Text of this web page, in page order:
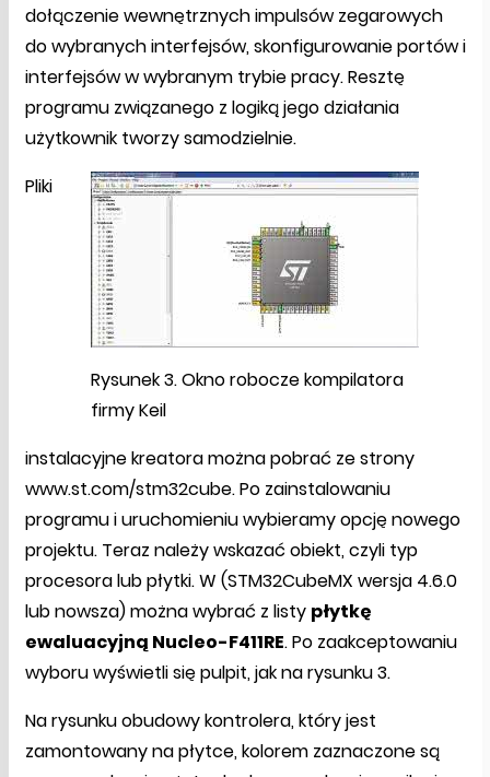
dołączenie wewnętrznych impulsów zegarowych
do wybranych interfejsów, skonfigurowanie portów i
interfejsów w wybranym trybie pracy. Resztę
programu związanego z logiką jego działania
użytkownik tworzy samodzielnie.
Rysunek 3. Okno robocze kompilatora
firmy Keil
Pliki
instalacyjne kreatora można pobrać ze strony
www.st.com/stm32cube. Po zainstalowaniu
programu i uruchomieniu wybieramy opcję nowego
projektu. Teraz należy wskazać obiekt, czyli typ
procesora lub płytki. W (STM32CubeMX wersja 4.6.0
lub nowsza) można wybrać z listy płytkę
ewaluacyjną Nucleo-F411RE. Po zaakceptowaniu
wyboru wyświetli się pulpit, jak na rysunku 3.
Na rysunku obudowy kontrolera, który jest
zamontowany na płytce, kolorem zaznaczone są